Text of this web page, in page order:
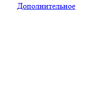
Дополнительное